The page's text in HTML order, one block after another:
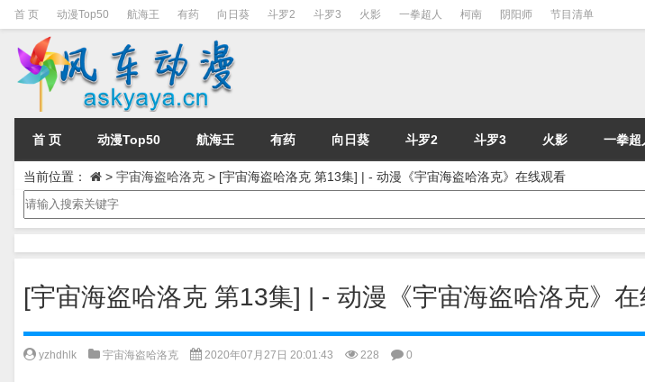
首 页 动漫Top50 航海王 有药 向日葵 斗罗2 斗罗3 火影 一拳超人 柯南 阴阳师 节目清单
首 页 动漫Top50 航海王 有药 向日葵 斗罗2 斗罗3 火影 一拳超
当前位置： > 宇宙海盗哈洛克 > [宇宙海盗哈洛克 第13集] | - 动漫《宇宙海盗哈洛克》在线观看
[宇宙海盗哈洛克 第13集] | - 动漫《宇宙海盗哈洛克》
yzhdhlk 宇宙海盗哈洛克 2020年07月27日 20:01:43 228 0